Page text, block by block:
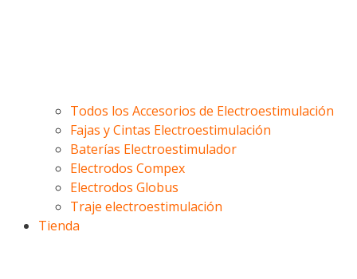
Todos los Accesorios de Electroestimulación
Fajas y Cintas Electroestimulación
Baterías Electroestimulador
Electrodos Compex
Electrodos Globus
Traje electroestimulación
Tienda